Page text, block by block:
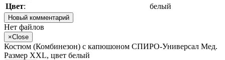
Цвет: белый
Новый комментарий
Нет файлов
×Close
Костюм (Комбинезон) с капюшоном СПИРО-Универсал Мед.
Размер XXL, цвет белый